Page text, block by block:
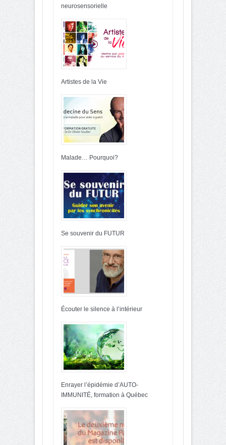
neurosensorielle
Artistes de la Vie
Malade… Pourquoi?
Se souvenir du FUTUR
Écouter le silence à l’intérieur
Enrayer l’épidémie d’AUTO-
IMMUNITÉ, formation à Québec